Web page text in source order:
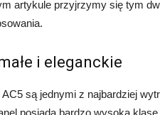
artykule przyjrzymy się tym
i eleganckie
AC5 są jednymi z najbardziej
posiada bardzo wysoką